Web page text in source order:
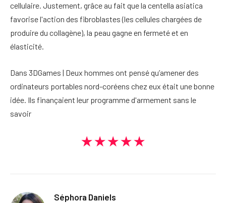
cellulaire. Justement, grâce au fait que la centella asiatica
favorise l'action des fibroblastes (les cellules chargées de
produire du collagène), la peau gagne en fermeté et en
élasticité.
Dans 3DGames | Deux hommes ont pensé qu’amener des
ordinateurs portables nord-coréens chez eux était une bonne
idée. Ils finançaient leur programme d'armement sans le
savoir
★★★★★
Séphora Daniels